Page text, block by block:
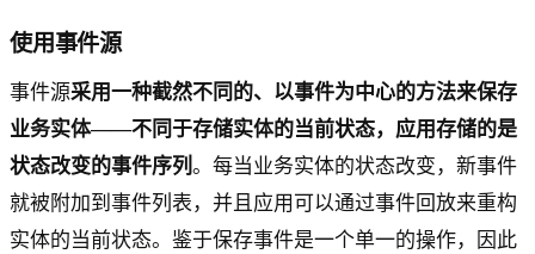
使用事件源
事件源采用一种截然不同的、以事件为中心的方法来保存
业务实体——不同于存储实体的当前状态，应用存储的是
状态改变的事件序列 。每当业务实体的状态改变，新事件
就被附加到事件列表，并且应用可以通过事件回放来重构
实体的当前状态。鉴于保存事件是一个单一的操作，因此